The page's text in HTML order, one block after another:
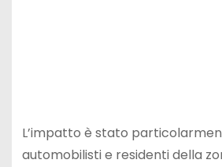
L’impatto è stato
automobilisti e residenti della